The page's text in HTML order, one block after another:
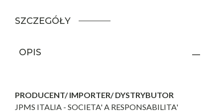
SZCZEGÓŁY
OPIS
PRODUCENT/ IMPORTER/ DYSTRYBUTOR
JPMS ITALIA - SOCIETA' A RESPONSABILITA'